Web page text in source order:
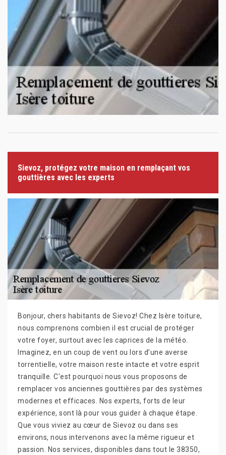
Sievoz, protégez votre maison en remplaçant vos
gouttières avec les experts
Bonjour, chers habitants de Sievoz! Chez Isère toiture,
nous comprenons combien il est crucial de protéger
votre foyer, surtout avec les caprices de la météo.
Imaginez, en un coup de vent ou lors d’une averse
torrentielle, votre maison reste intacte et votre esprit
tranquille. C'est pourquoi nous vous proposons de
remplacer vos anciennes gouttières par des systèmes
modernes et efficaces. Nos experts, forts de leur
expérience, sont là pour vous guider à chaque étape.
Que vous viviez au cœur de Sievoz ou dans ses
environs, nous intervenons avec la même rigueur et
passion. Nos services, disponibles dans tout le 38350,